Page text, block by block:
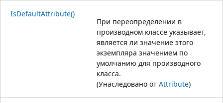
IsDefaultAttribute()
При переопределении в
производном классе указывает,
является ли значение этого
экземпляра значением по
умолчанию для производного
класса.
(Унаследовано от Attribute)